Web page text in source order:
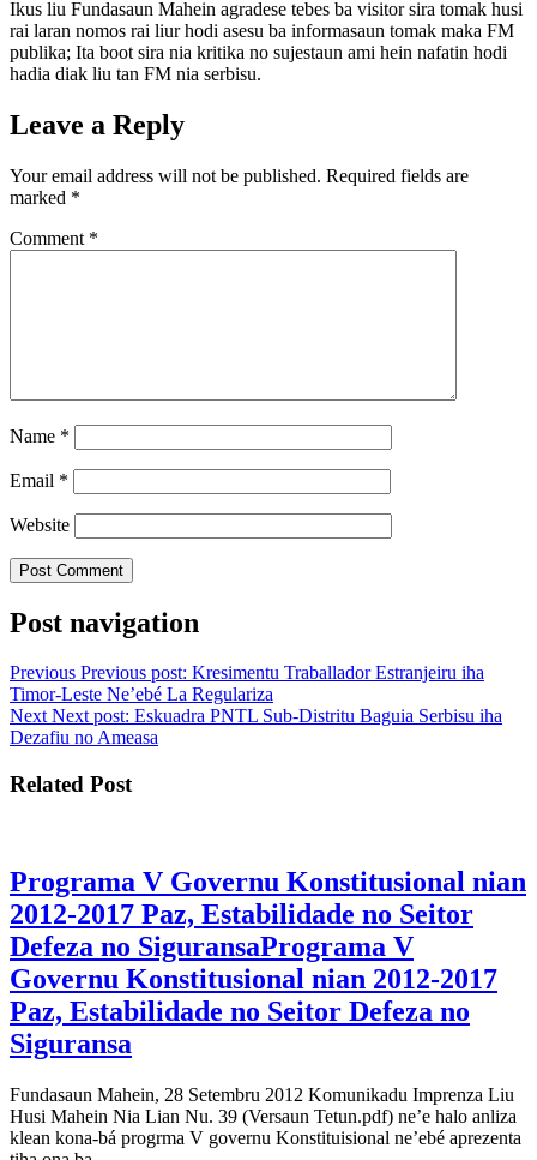
Ikus liu Fundasaun Mahein agradese tebes ba visitor sira tomak husi
rai laran nomos rai liur hodi asesu ba informasaun tomak maka FM
publika; Ita boot sira nia kritika no sujestaun ami hein nafatin hodi
hadia diak liu tan FM nia serbisu.
Leave a Reply
Your email address will not be published. Required fields are
marked *
Comment *
Name *
Email *
Website
Post navigation
Previous Previous post: Kresimentu Traballador Estranjeiru iha
Timor-Leste Ne’ebé La Regulariza
Next Next post: Eskuadra PNTL Sub-Distritu Baguia Serbisu iha
Dezafiu no Ameasa
Related Post
Programa V Governu Konstitusional nian
2012-2017 Paz, Estabilidade no Seitor
Defeza no SiguransaPrograma V
Governu Konstitusional nian 2012-2017
Paz, Estabilidade no Seitor Defeza no
Siguransa
Fundasaun Mahein, 28 Setembru 2012 Komunikadu Imprenza Liu
Husi Mahein Nia Lian Nu. 39 (Versaun Tetun.pdf) ne’e halo anliza
klean kona-bá progrma V governu Konstituisional ne’ebé aprezenta